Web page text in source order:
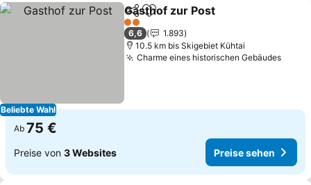
Beliebte Wahl
TeilenZu Favoriten hinzufügen
Gasthof zur Post
2 Sterne
6,6
1.893
10.5 km bis Skigebiet Kühtai
Charme eines historischen Gebäudes
Ab 75 €
Preise von 3 Websites Preise sehen